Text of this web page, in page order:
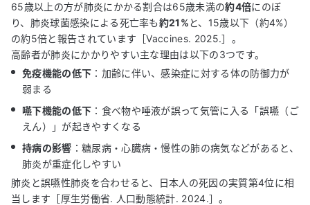
65歳以上の方が肺炎にかかる割合は65歳未満の約4倍にのぼ
り、肺炎球菌感染による死亡率も約21% と、15歳以下（約4%）
の約5倍と報告されています［Vaccines. 2025.］。
高齢者が肺炎にかかりやすい主な理由は以下の3つです。
免疫機能の低下 ：加齢に伴い、感染症に対する体の防御力が
弱まる
嚥下機能の低下 ：食べ物や唾液が誤って気管に入る「誤嚥（ご
えん）」が起きやすくなる
持病の影響 ：糖尿病・心臓病・慢性の肺の病気などがあると、
肺炎が重症化しやすい
肺炎と誤嚥性肺炎を合わせると、日本人の死因の実質第4位に相
当します［厚生労働省. 人口動態統計. 2024.］。